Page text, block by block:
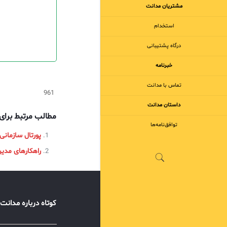
مشتریان مدانت
استخدام
درگاه پشتیبانی
خبرنامه
تماس با مدانت
داستان مدانت
توافق‌نامه‌ها
961
مطالب مرتبط
پورتال سازمانی
راهکارهای
کوتاه درباره مدانت